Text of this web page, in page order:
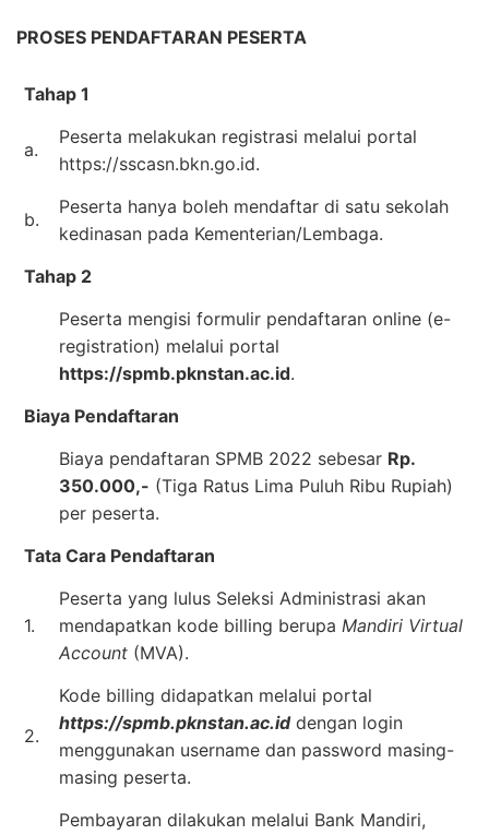
PROSES PENDAFTARAN PESERTA
Tahap 1
a.
Peserta melakukan registrasi melalui portal
https://sscasn.bkn.go.id.
b.
Peserta hanya boleh mendaftar di satu sekolah
kedinasan pada Kementerian/Lembaga.
Tahap 2
Peserta mengisi formulir pendaftaran online (e-
registration) melalui portal
https://spmb.pknstan.ac.id.
Biaya Pendaftaran
Biaya pendaftaran SPMB 2022 sebesar Rp.
350.000,- (Tiga Ratus Lima Puluh Ribu Rupiah)
per peserta.
Tata Cara Pendaftaran
1.
Peserta yang lulus Seleksi Administrasi akan
mendapatkan kode billing berupa Mandiri Virtual
Account (MVA).
2.
Kode billing didapatkan melalui portal
https://spmb.pknstan.ac.iddengan login
menggunakan username dan password masing-
masing peserta.
Pembayaran dilakukan melalui Bank Mandiri,